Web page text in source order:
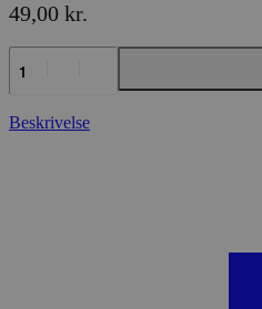
49,00 kr.
LAMMESKINDSBESKYTTER
18
CM
-
NATUR
Beskrivelse